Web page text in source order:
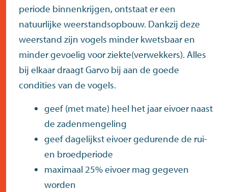
periode binnenkrijgen, ontstaat er een
natuurlijke weerstandsopbouw. Dankzij deze
weerstand zijn vogels minder kwetsbaar en
minder gevoelig voor ziekte(verwekkers). Alles
bij elkaar draagt Garvo bij aan de goede
condities van de vogels.
geef (met mate) heel het jaar eivoer naast
de zadenmengeling
geef dagelijkst eivoer gedurende de rui-
en broedperiode
maximaal 25% eivoer mag gegeven
worden